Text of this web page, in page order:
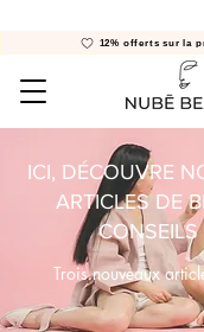
12% offerts sur la
ICI, DÉCOUVRE
ARTICLES DE
CONSEILS
Trois nouveaux